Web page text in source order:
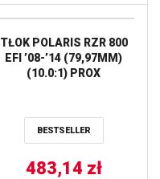
TŁOK POLARIS RZR 800
EFI ’08-’14 (79,97MM)
(10.0:1) PROX
BESTSELLER
483,14 zł